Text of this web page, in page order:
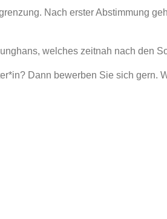
Nach erster Abstimmung
welches zeitnah nach den
Dann bewerben Sie sich gern.